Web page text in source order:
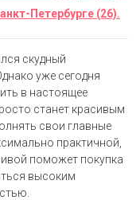
скудный
уже сегодня
в настоящее
станет красивым
свои главные
практичной,
поможет покупка
высоким